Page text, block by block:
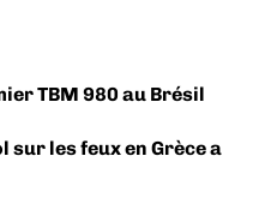
TBM 980 au Brésil
sur les feux en Grèce a